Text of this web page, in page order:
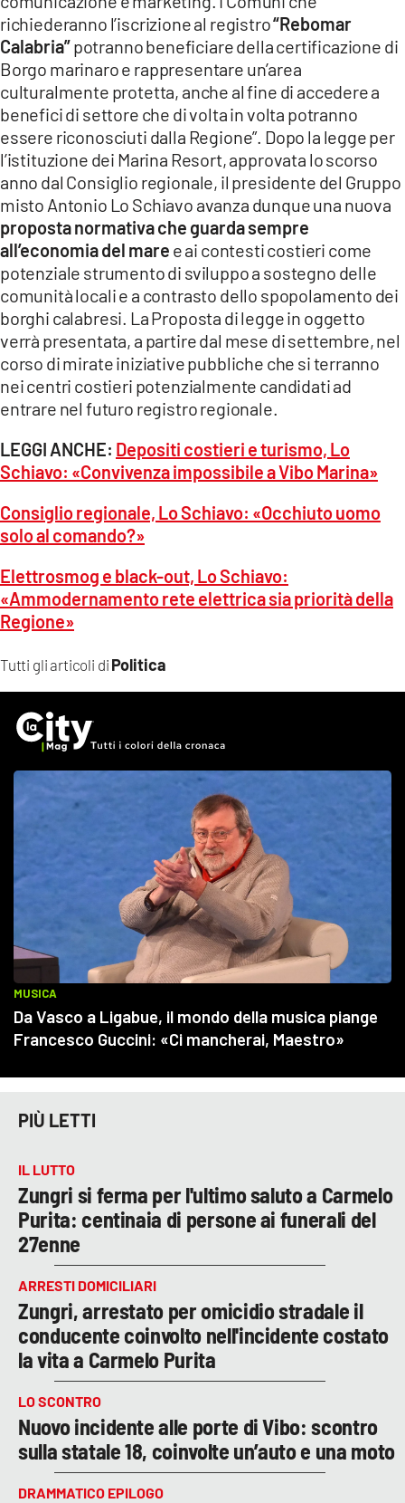
Tutti gli articoli di Politica
richiederanno l’iscrizione al registro“Rebomar
Calabria”potranno beneficiare della certificazione di
Borgo marinaro e rappresentare un’area
culturalmente protetta, anche al fine di accedere a
benefici di settore che di volta in volta potranno
essere riconosciuti dalla Regione”. Dopo la legge per
l’istituzione dei Marina Resort, approvata lo scorso
anno dal Consiglio regionale, il presidente del Gruppo
misto Antonio Lo Schiavo avanza dunque una nuova
proposta normativa che guarda sempre
all’economia del mare e ai contesti costieri come
potenziale strumento di sviluppo a sostegno delle
comunità locali e a contrasto dello spopolamento dei
borghi calabresi. La Proposta di legge in oggetto
verrà presentata, a partire dal mese di settembre, nel
corso di mirate iniziative pubbliche che si terranno
nei centri costieri potenzialmente candidati ad
entrare nel futuro registro regionale.
LEGGI ANCHE: Depositi costieri e turismo, Lo
Schiavo: «Convivenza impossibile a Vibo Marina»
Consiglio regionale, Lo Schiavo: «Occhiuto uomo
solo al comando?»
Elettrosmog e black-out, Lo Schiavo:
«Ammodernamento rete elettrica sia priorità della
Regione»
PIÙ LETTI
IL LUTTO
Zungri si ferma per l'ultimo saluto a Carmelo
Purita: centinaia di persone ai funerali del
27enne
ARRESTI DOMICILIARI
Zungri, arrestato per omicidio stradale il
conducente coinvolto nell'incidente costato
la vita a Carmelo Purita
LO SCONTRO
Nuovo incidente alle porte di Vibo: scontro
sulla statale 18, coinvolte un’auto e una moto
DRAMMATICO EPILOGO